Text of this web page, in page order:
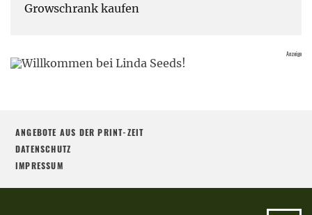
Growschrank kaufen
ANGEBOTE AUS DER PRINT-ZEIT
DATENSCHUTZ
IMPRESSUM